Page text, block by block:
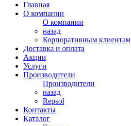
Главная
О компании
О компании
назад
Корпоративным клиентам
Доставка и оплата
Акции
Услуги
Производители
Производители
назад
Repsol
Контакты
Каталог